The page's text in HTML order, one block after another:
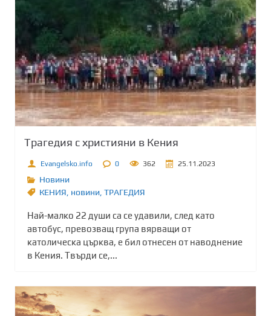
Трагедия с християни в Кения
Evangelsko.info 0 362 25.11.2023
Новини
КЕНИЯ, новини, ТРАГЕДИЯ
Най-малко 22 души са се удавили, след като
автобус, превозващ група вярващи от
католическа църква, е бил отнесен от наводнение
в Кения. Твърди се,...